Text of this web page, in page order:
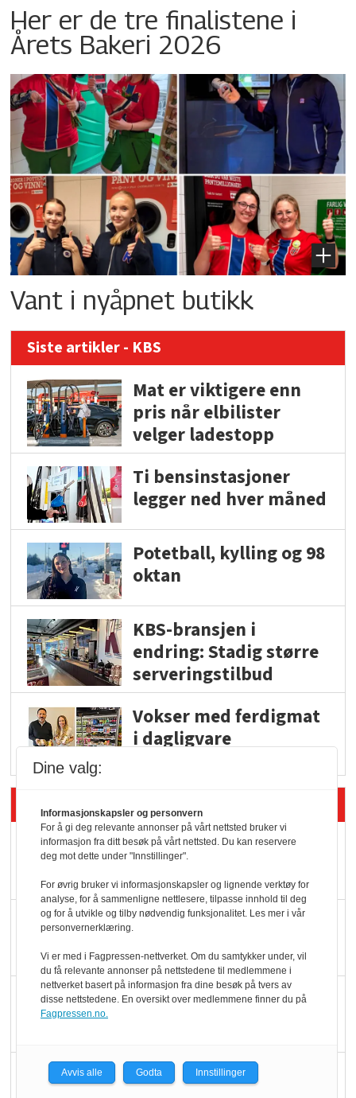
Her er de tre finalistene i
Årets Bakeri 2026
Vant i nyåpnet butikk
Siste artikler - KBS
Mat er viktigere enn
pris når elbilister
velger ladestopp
Ti bensinstasjoner
legger ned hver måned
Potetball, kylling og 98
oktan
KBS-bransjen i
endring: Stadig større
serveringstilbud
Vokser med ferdigmat
i dagligvare
Siste artikler - Butikk i praksis
Rema-flaggskip
dundrer videre
Slik opprettholdes
ølsalget
Færre varer, men fulle
KI lager mat i butikken
Dine valg:
Informasjonskapsler og personvern
For å gi deg relevante annonser på vårt nettsted bruker vi
informasjon fra ditt besøk på vårt nettsted. Du kan reservere
deg mot dette under "Innstillinger".
For øvrig bruker vi informasjonskapsler og lignende verktøy for
analyse, for å sammenligne nettlesere, tilpasse innhold til deg
og for å utvikle og tilby nødvendig funksjonalitet. Les mer i vår
personvernerklæring.
Vi er med i Fagpressen-nettverket. Om du samtykker under, vil
du få relevante annonser på nettstedene til medlemmene i
nettverket basert på informasjon fra dine besøk på tvers av
disse nettstedene. En oversikt over medlemmene finner du på
Fagpressen.no.
Avvis alle Godta Innstillinger